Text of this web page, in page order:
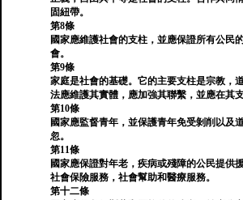
固紐帶。
第8條
國家應維護社會的支柱，並應保證所有公民
會。
第9條
家庭是社會的基礎。它的主要支柱是宗教，
法應維護其實體，應加強其聯繫，並應在其
第10條
國家應監督青年，並保護青年免受剝削以及
忽。
第11條
國家應保證對年老，疾病或殘障的公民提供
社會保險服務，社會幫助和醫療服務。
第十二條